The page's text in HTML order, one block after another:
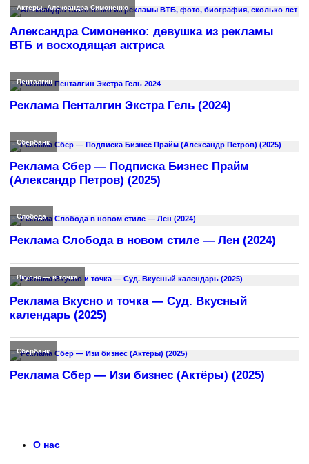
Актеры,Александра Симоненко
Александра Симоненко: девушка из рекламы
ВТБ и восходящая актриса
Пенталгин
Реклама Пенталгин Экстра Гель (2024)
Сбербанк
Реклама Сбер — Подписка Бизнес Прайм
(Александр Петров) (2025)
Слобода
Реклама Слобода в новом стиле — Лен (2024)
Вкусно — и точка
Реклама Вкусно и точка — Суд. Вкусный
календарь (2025)
Сбербанк
Реклама Сбер — Изи бизнес (Актёры) (2025)
О нас